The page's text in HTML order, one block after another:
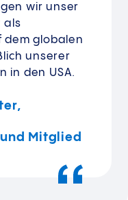
wir unser
als
dem globalen
unserer
in den USA.
Mitglied